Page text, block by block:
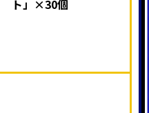
ト」×30個